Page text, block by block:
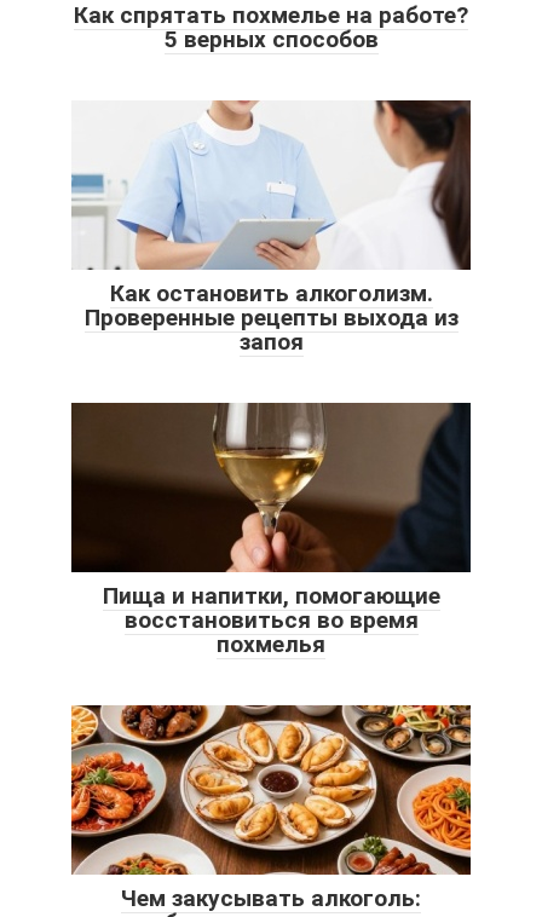
Как спрятать похмелье на работе?
5 верных способов
Как остановить алкоголизм.
Проверенные рецепты выхода из
запоя
Пища и напитки, помогающие
восстановиться во время
похмелья
Чем закусывать алкоголь: